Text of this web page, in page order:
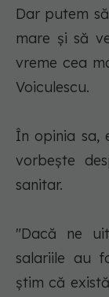
Dar putem
mare şi să
vreme cea
Voiculescu.
În opinia sa,
vorbeşte
sanitar.
"Dacă ne
salariile au
ştim că